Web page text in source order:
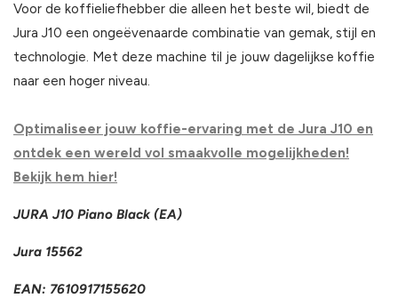
Voor de koffieliefhebber die alleen het beste wil, biedt de
Jura J10 een ongeëvenaarde combinatie van gemak, stijl en
technologie. Met deze machine til je jouw dagelijkse koffie
naar een hoger niveau.
Optimaliseer jouw koffie-ervaring met de Jura J10 en
ontdek een wereld vol smaakvolle mogelijkheden!
Bekijk hem hier!
JURA J10 Piano Black (EA)
Jura 15562
EAN: 7610917155620